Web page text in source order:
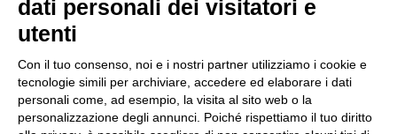
Seguici su:
Indirizzo:Via Gaetano Donizetti 30, Collegno
Centralino:0114053925 Email: toic8cg002@istruzione.it
Posta elettronica certificata (PEC):toic8cg002@pec.istruzione.it
dati personali dei visitatori e
utenti
Con il tuo consenso, noi e i nostri partner utilizziamo i cookie e
tecnologie simili per archiviare, accedere ed elaborare i dati
personali come, ad esempio, la visita al sito web o la
personalizzazione degli annunci. Poiché rispettiamo il tuo diritto